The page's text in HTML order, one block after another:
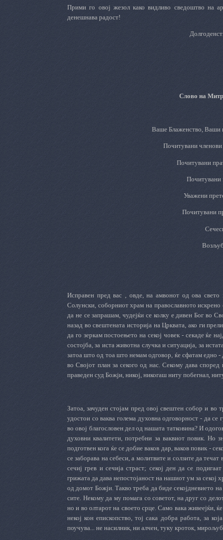
Прими го овој жезол како видливо сведоштво на
денешнава радост!
Слово на
Ваше Блаженство, Ваши
Почитувани членови
Почитувани
Почитувани
Уважени
Почитувани
Исправен пред вас , овде, на амвонот од ова свето
Солунски, соборниот храм на православното
да не се запрашам, чудејќи се колку е дивен Бог во
назад во свештената историја на Црквата, ако ги
да го зеркам постоењето на секој човек - секаде ќе
состојба, за иста животна случка и ситуација, за
затоа што од тоа што немам одговор, ќе сфатам едно
во Својот план за секого од нас. Секому дава
праведен суд Божји, никој, никогаш ниту побегнал,
Затоа, зачуден стојам пред овој свештен собор и
удостои со ваква голема духовна одговорност - да
во овој благословен дел од нашата татковина? И
духовни квалитети, потребни за ваквиот повик. Но
подготвен кога ќе се добие ваков дар, ваков повик -
се заборава на себеси, а молитвите и солзите да
сечиј грев и сечија страст; секој ден да се
грижата да дава непостојаност на нашиот ум за секој
од домот Божји. Такво треба да биде секојдневието
сите. Некому да му помага со советот, на друг со
но и во олтарот на своето срце. Само вака живеејќи,
некој кон епископство, тој сака добра работа, за
поучува... не насилник, ни алчен, туку кроток,